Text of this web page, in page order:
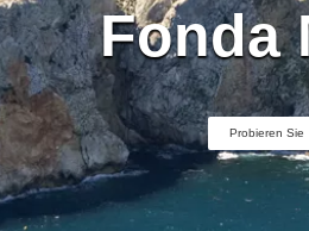
Fonda
Probieren Sie